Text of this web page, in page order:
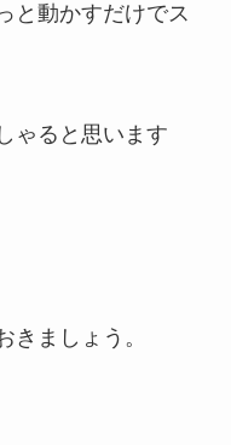
と動かすだけでス
ゃると思います
きましょう。